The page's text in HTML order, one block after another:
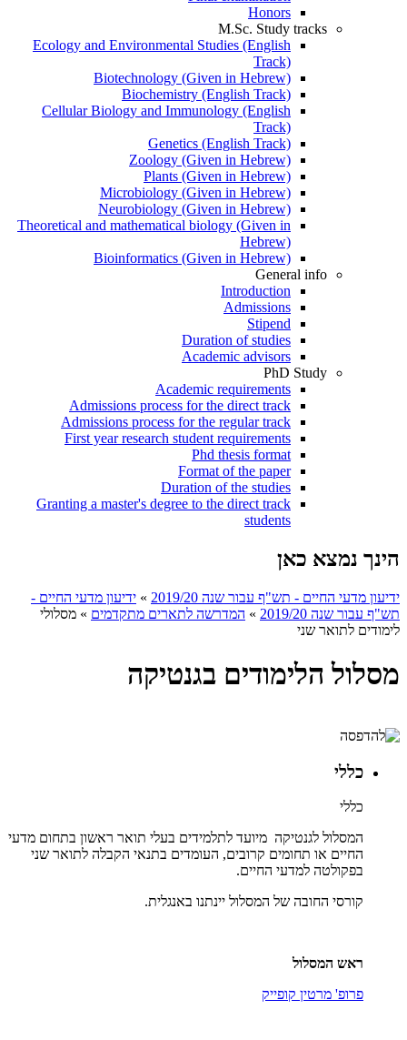
Honors
M.Sc. Study tracks
Ecology and Environmental Studies (English
Track)
Biotechnology (Given in Hebrew)
Biochemistry (English Track)
Cellular Biology and Immunology (English
Track)
Genetics (English Track)
Zoology (Given in Hebrew)
Plants (Given in Hebrew)
Microbiology (Given in Hebrew)
Neurobiology (Given in Hebrew)
Theoretical and mathematical biology (Given in
Hebrew)
Bioinformatics (Given in Hebrew)
General info
Introduction
Admissions
Stipend
Duration of studies
Academic advisors
PhD Study
Academic requirements
Admissions process for the direct track
Admissions process for the regular track
First year research student requirements
Phd thesis format
Format of the paper
Duration of the studies
Granting a master's degree to the direct track
students
הינך נמצא כאן
ידיעון מדעי החיים - תש"ף עבור שנה 2019/20 » ידיעון מדעי החיים -
תש"ף עבור שנה 2019/20
» המדרשה לתארים מתקדמים » מסלולי
לימודים לתואר שני
מסלול הלימודים בגנטיקה
כללי
כללי
המסלול לגנטיקה מיועד לתלמידים בעלי תואר ראשון בתחום מדעי
החיים או תחומים קרובים, העומדים בתנאי הקבלה לתואר שני
בפקולטה למדעי החיים.
קורסי החובה של המסלול יינתנו באנגלית.
ראש המסלול
פרופ' מרטין קופייק